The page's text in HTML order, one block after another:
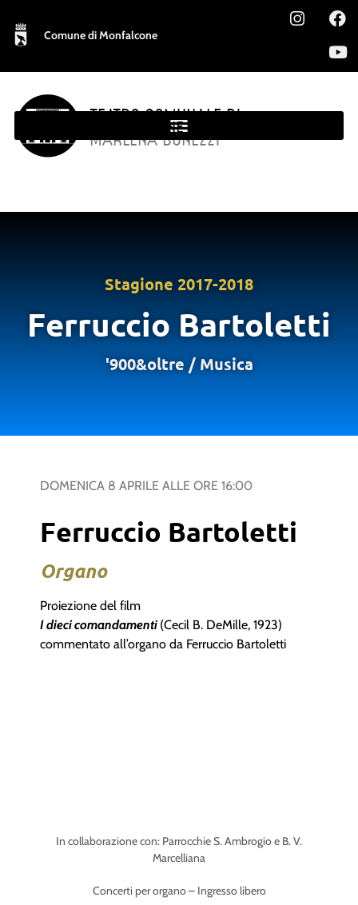
Comune di Monfalcone
TEATRO COMUNALE DI
MONFALCONE
MARLENA BONEZZI
Stagione 2017-2018
Ferruccio Bartoletti
'900&oltre / Musica
In collaborazione con: Parrocchie S. Ambrogio e B. V.
Marcelliana
Concerti per organo – Ingresso libero
DOMENICA 8 APRILE ALLE ORE 16:00
Ferruccio Bartoletti
Organo
Proiezione del film
I dieci comandamenti (Cecil B. DeMille, 1923)
commentato all’organo da Ferruccio Bartoletti